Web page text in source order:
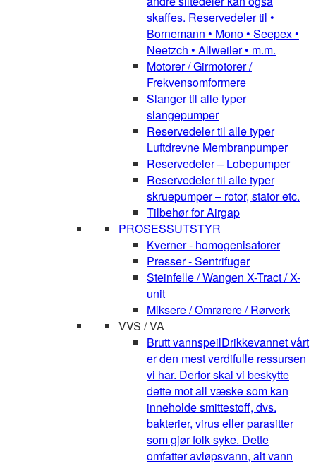
skaffes. Reservedeler til •
Bornemann • Mono • Seepex •
Neetzch • Allweiler • m.m.
Motorer / Girmotorer /
Frekvensomformere
Slanger til alle typer
slangepumper
Reservedeler til alle typer
Luftdrevne Membranpumper
Reservedeler – Lobepumper
Reservedeler til alle typer
skruepumper – rotor, stator etc.
Tilbehør for Airgap
PROSESSUTSTYR
Kverner - homogenisatorer
Presser - Sentrifuger
Steinfelle / Wangen X-Tract / X-
unit
Miksere / Omrørere / Rørverk
VVS / VA
Brutt vannspeilDrikkevannet vårt
er den mest verdifulle ressursen
vi har. Derfor skal vi beskytte
dette mot all væske som kan
inneholde smittestoff, dvs.
bakterier, virus eller parasitter
som gjør folk syke. Dette
omfatter avløpsvann, alt vann